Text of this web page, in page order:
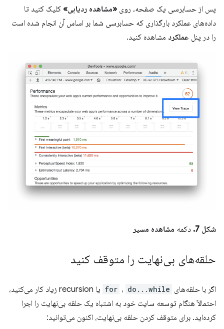
پس از حسابرسی یک صفحه، روی «مشاهده ردیابی» کلیک کنید تا
داده‌های عملکرد بارگذاری که حسابرسی شما بر اساس آن انجام شده است
را در پنل عملکرد مشاهده کنید.
شکل 7. دکمه مشاهده مسیر
حلقه‌های بی‌نهایت را متوقف کنید
اگر با حلقه‌های for ، do...while
یا recursion زیاد کار می‌کنید،
احتمالاً هنگام توسعه سایت خود به اشتباه یک حلقه بی‌نهایت را اجرا
کرده‌اید. برای متوقف کردن حلقه بی‌نهایت، اکنون می‌توانید: